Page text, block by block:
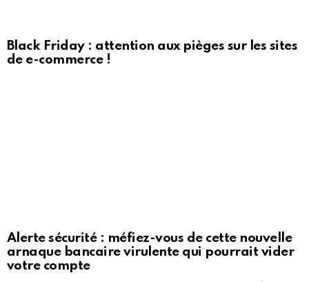
Black Friday : attention aux pièges sur les sites
de e-commerce !
Alerte sécurité : méfiez-vous de cette nouvelle
arnaque bancaire virulente qui pourrait vider
votre compte